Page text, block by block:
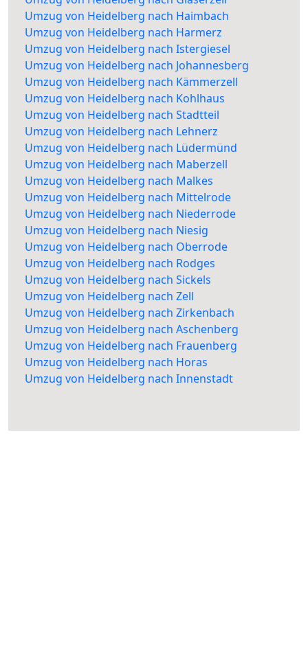
Umzug von Heidelberg nach Haimbach
Umzug von Heidelberg nach Harmerz
Umzug von Heidelberg nach Istergiesel
Umzug von Heidelberg nach Johannesberg
Umzug von Heidelberg nach Kämmerzell
Umzug von Heidelberg nach Kohlhaus
Umzug von Heidelberg nach Stadtteil
Umzug von Heidelberg nach Lehnerz
Umzug von Heidelberg nach Lüdermünd
Umzug von Heidelberg nach Maberzell
Umzug von Heidelberg nach Malkes
Umzug von Heidelberg nach Mittelrode
Umzug von Heidelberg nach Niederrode
Umzug von Heidelberg nach Niesig
Umzug von Heidelberg nach Oberrode
Umzug von Heidelberg nach Rodges
Umzug von Heidelberg nach Sickels
Umzug von Heidelberg nach Zell
Umzug von Heidelberg nach Zirkenbach
Umzug von Heidelberg nach Aschenberg
Umzug von Heidelberg nach Frauenberg
Umzug von Heidelberg nach Horas
Umzug von Heidelberg nach Innenstadt